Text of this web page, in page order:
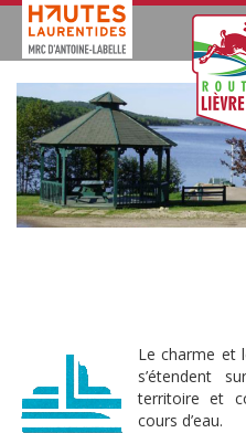
Le charme et
s’étendent
territoire et
cours d’eau.